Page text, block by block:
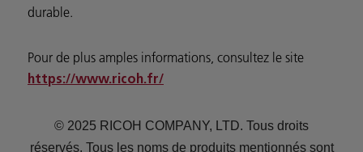
durable.
Pour de plus amples informations, consultez le site
https://www.ricoh.fr/
© 2025 RICOH COMPANY, LTD. Tous droits
réservés. Tous les noms de produits mentionnés sont